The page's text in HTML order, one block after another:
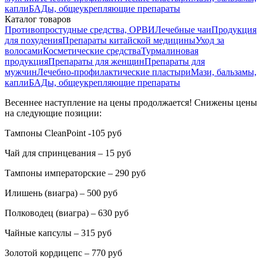
каплиБАДы, общеукрепляющие препараты
Каталог товаров
Противопростудные средства, ОРВИЛечебные чаиПродукция
для похуденияПрепараты китайской медициныУход за
волосамиКосметические средстваТурмалиновая
продукцияПрепараты для женщинПрепараты для
мужчинЛечебно-профилактические пластыриМази, бальзамы,
каплиБАДы, общеукрепляющие препараты
Весеннее наступление на цены продолжается! Снижены цены
на следующие позиции:
Тампоны CleanPoint -105 руб
Чай для спринцевания – 15 руб
Тампоны императорские – 290 руб
Илишень (виагра) – 500 руб
Полководец (виагра) – 630 руб
Чайные капсулы – 315 руб
Золотой кордицепс – 770 руб